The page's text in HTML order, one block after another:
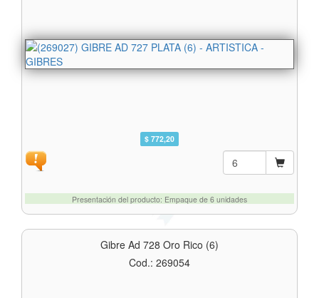
$ 772,20
Presentación del producto: Empaque de 6 unidades
Gibre Ad 728 Oro Rico (6)
Cod.: 269054